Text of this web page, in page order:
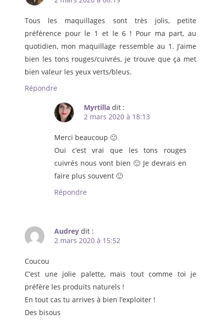
Tous les maquillages sont très jolis, petite
préférence pour le 1 et le 6 ! Pour ma part, au
quotidien, mon maquillage ressemble au 1. J’aime
bien les tons rouges/cuivrés, je trouve que ça met
bien valeur les yeux verts/bleus.
Répondre
Myrtilla dit :
2 mars 2020 à 18:13
Merci beaucoup 🙂
Oui c’est vrai que les tons rouges
cuivrés nous vont bien 🙂 Je devrais en
faire plus souvent 🙂
Répondre
Audrey dit :
2 mars 2020 à 15:52
Coucou
C’est une jolie palette, mais tout comme toi je
préfère les produits naturels !
En tout cas tu arrives à bien l’exploiter !
Des bisous